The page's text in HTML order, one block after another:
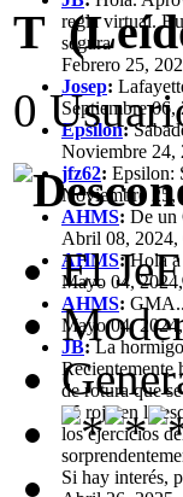
regla virtual.
segura
Febrero 25,
Josep:
Septiembre 06,
Epsilon:
Noviembre 24,
jfz62: Epsilon:
Noviembre 25,
AHMS: De un
Abril 08, 2024,
AHMS:Hola a
Mayo 04,
AHMS:
Mayo 04,
JB:La
Recientemente
de rotura que
35 rojo en la
los ejercicios
Si hay interés,
T
0
El